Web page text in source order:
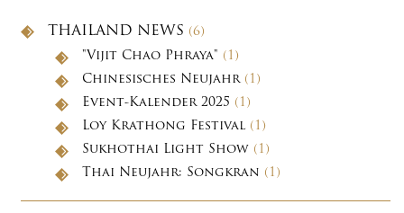
THAILAND NEWS (6)
"Vijit Chao Phraya" (1)
Chinesisches Neujahr(1)
Event-Kalender 2025 (1)
Loy Krathong Festival (1)
Sukhothai Light Show (1)
Thai Neujahr: Songkran (1)